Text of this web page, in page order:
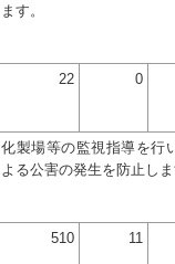
ます。
22 0
化製場等の監視指導を行
よる公害の発生を防止しま
510 11